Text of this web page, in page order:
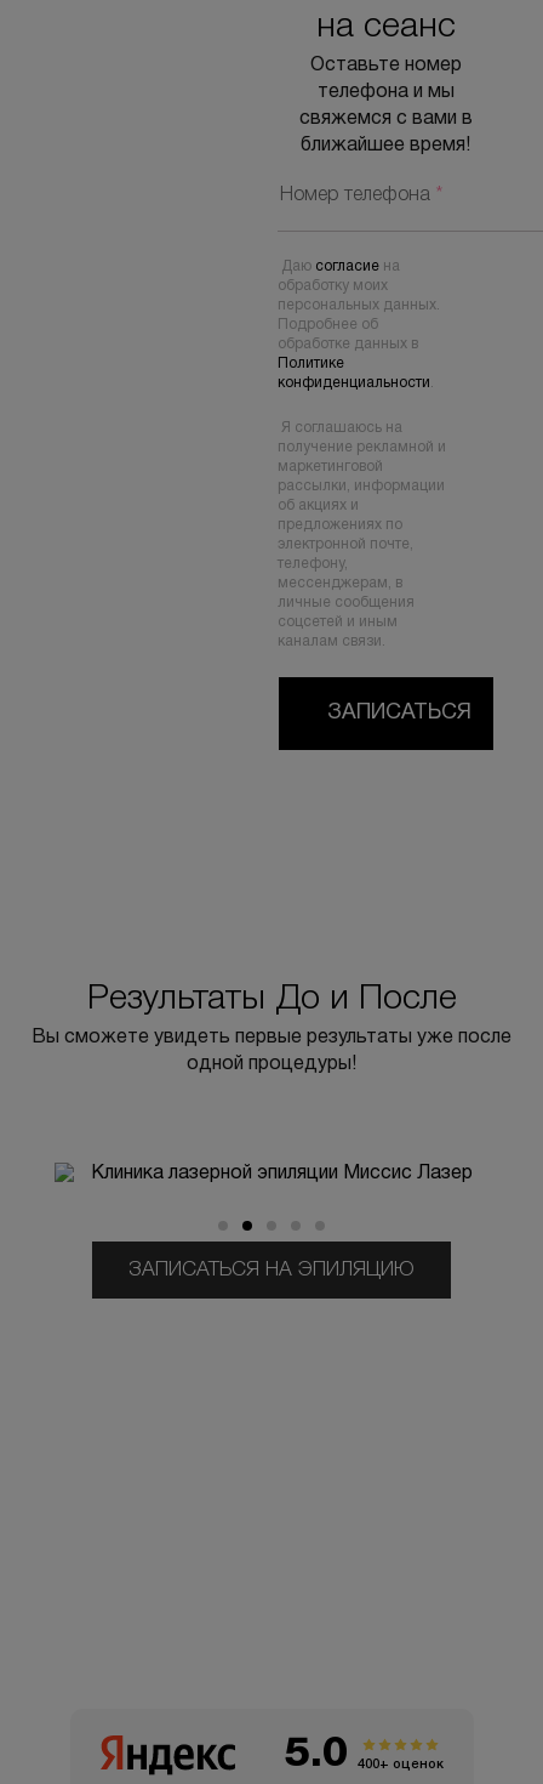
на сеанс
Оставьте номер
телефона и мы
свяжемся с вами в
ближайшее время!
Номер телефона *
Даю согласиена
обработку моих
персональных данных.
Подробнее об
обработке данных в
Политике
конфиденциальности
Я соглашаюсь на
получение рекламной и
маркетинговой
рассылки, информации
об акциях и
предложениях по
электронной почте,
телефону,
мессенджерам, в
личные сообщения
соцсетей и иным
каналам связи.
ЗАПИСАТЬСЯ
Результаты До и После
Вы сможете увидеть первые результаты уже после
одной процедуры!
ЗАПИСАТЬСЯ НА ЭПИЛЯЦИЮ
5.0 400+ оценок